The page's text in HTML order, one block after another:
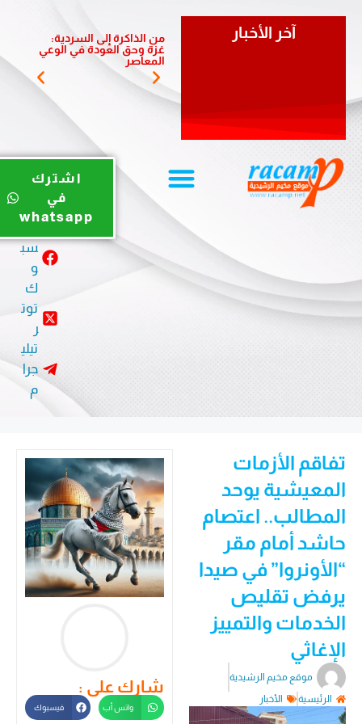
آخر الأخبار
من الذاكرة إلى السردية:
غزة وحق العودة في الوعي
المعاصر
يو
ب
سب
و
توت
ر
تيلي
جرا
م
اشترك
في
whatsapp
تفاقم الأزمات
المعيشية يوحد
المطالب.. اعتصام
حاشد أمام مقر
“الأونروا” في صيدا
يرفض تقليص
الخدمات والتمييز
الإغاثي
موقع مخيم الرشيدية
الرئيسية
الأخبار
شارك على :
واتس أب فيسبوك